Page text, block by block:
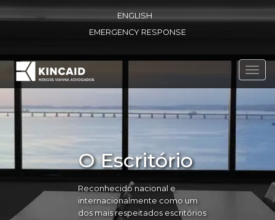
ENGLISH
EMERGENCY RESPONSE
O Escritório
Reconhecido nacional e
internacionalmente como um
dos mais respeitados escritórios